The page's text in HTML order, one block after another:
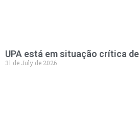
UPA está em situação crítica
31 de July de 2026